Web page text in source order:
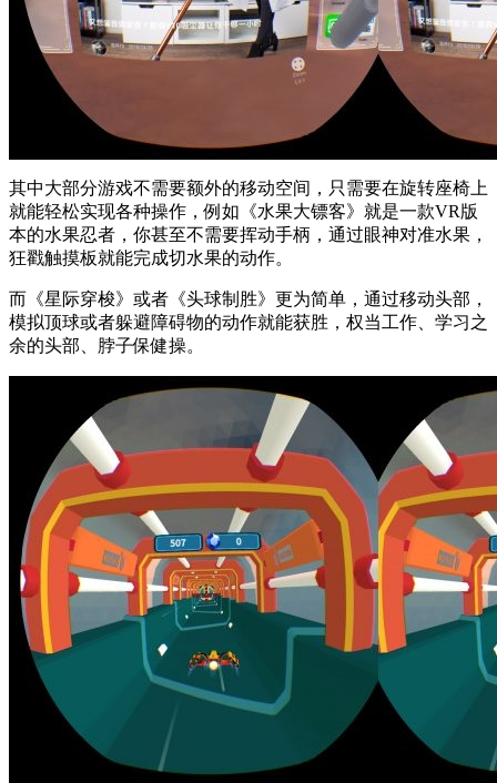
其中大部分游戏不需要额外的移动空间，只需要在旋转座椅上
就能轻松实现各种操作，例如《水果大镖客》就是一款VR版
本的水果忍者，你甚至不需要挥动手柄，通过眼神对准水果，
狂戳触摸板就能完成切水果的动作。
而《星际穿梭》或者《头球制胜》更为简单，通过移动头部，
模拟顶球或者躲避障碍物的动作就能获胜，权当工作、学习之
余的头部、脖子保健操。